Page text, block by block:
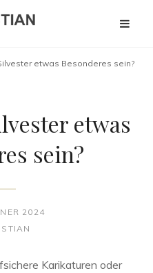
etwas Besonderes sein?
etwas
sein?
2024
Karikaturen oder